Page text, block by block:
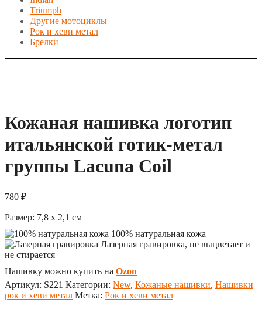
Triumph
Другие мотоциклы
Рок и хеви метал
Брелки
Кожаная нашивка логотип
итальянской готик-метал
группы Lacuna Coil
780 ₽
Размер: 7,8 x 2,1 см
100% натуральная кожа
Лазерная гравировка, не выцветает и
не стирается
Нашивку можно купить на Ozon
Артикул: S221 Категории: New, Кожаные нашивки, Нашивки
рок и хеви метал Метка: Рок и хеви метал